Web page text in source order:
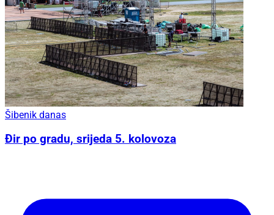
Šibenik danas
Đir po gradu, srijeda 5. kolovoza